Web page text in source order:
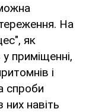
На
як
приміщенні,
і
спроби
них навіть